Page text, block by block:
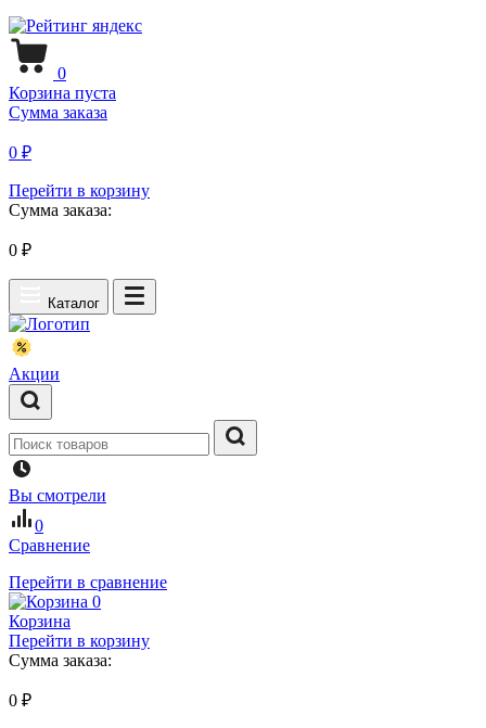
0
Корзина пуста
Сумма заказа
0 ₽
Перейти в корзину
Сумма заказа:
0 ₽
Каталог
Акции
Вы смотрели
0
Сравнение
Перейти в сравнение
0
Корзина
Перейти в корзину
Сумма заказа:
0 ₽